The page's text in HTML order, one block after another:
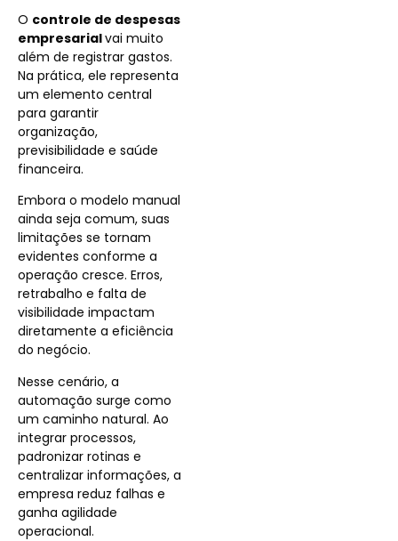
O controle de despesas
empresarialvai muito
além de registrar gastos.
Na prática, ele representa
um elemento central
para garantir
organização,
previsibilidade e saúde
financeira.
Embora o modelo manual
ainda seja comum, suas
limitações se tornam
evidentes conforme a
operação cresce. Erros,
retrabalho e falta de
visibilidade impactam
diretamente a eficiência
do negócio.
Nesse cenário, a
automação surge como
um caminho natural. Ao
integrar processos,
padronizar rotinas e
centralizar informações, a
empresa reduz falhas e
ganha agilidade
operacional.